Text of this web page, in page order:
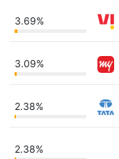
3.69%
3.09%
2.38%
2.38%